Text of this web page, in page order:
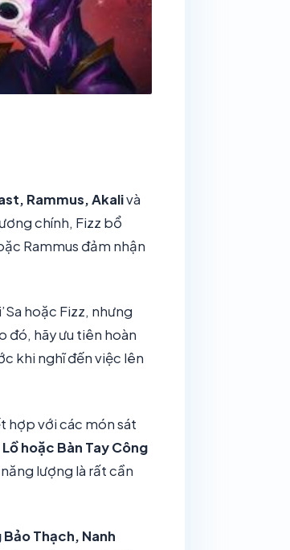
Rammus, Akalivà
chính, Fizz bổ
Rammus đảm nhận
hoặc Fizz, nhưng
đó, hãy ưu tiên hoàn
khi nghĩ đến việc lên
hợp với các món sát
hoặc Bàn Tay Công
lượng là rất cần
Bảo Thạch, Nanh